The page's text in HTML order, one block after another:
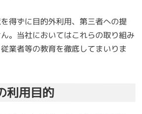
得ずに目的外利用、第三者への提
。当社においてはこれらの取り組み
業者等の教育を徹底してまいりま
利用目的